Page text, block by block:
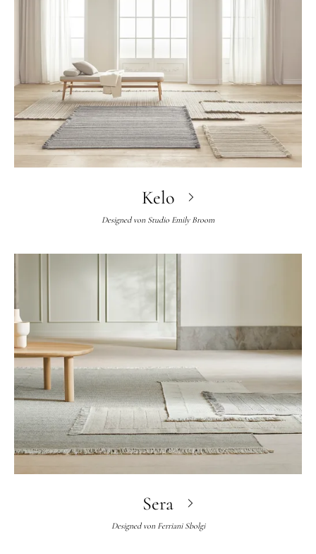
Kelo
Designed von Studio Emily Broom
Sera
Designed von Ferriani Sbolgi